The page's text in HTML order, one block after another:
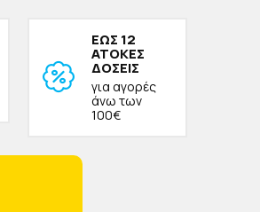
ΕΩΣ 12
ΑΤΟΚΕΣ
ΔΟΣΕΙΣ
για αγορές
άνω των
100€